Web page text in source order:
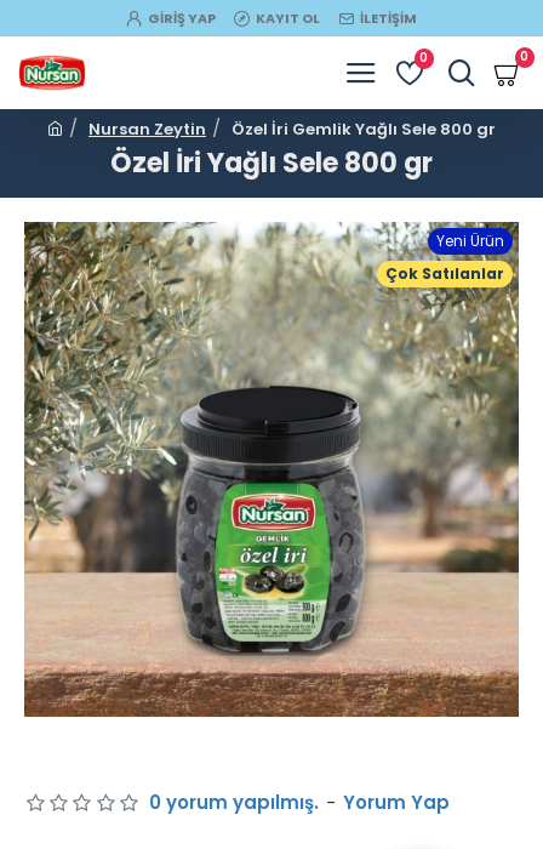
GIRIŞ YAP KAYIT OL İLETIŞIM
0 0
Nursan Zeytin Özel İri Gemlik Yağlı Sele 800 gr
Özel İri Yağlı Sele 800 gr
Yeni Ürün
Çok Satılanlar
0 yorum yapılmış. - Yorum Yap